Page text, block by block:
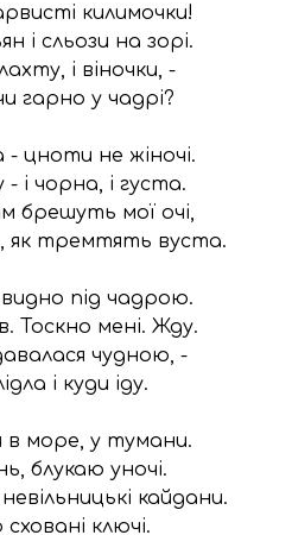
килимочки!
і сльози на зорі.
і віночки, -
гарно у чадрі?
- цноти не жіночі.
і чорна, і густа.
брешуть мої очі,
як тремтять вуста.
під чадрою.
Тоскно мені. Жду.
чудною, -
і куди іду.
в море, у тумани.
блукаю уночі.
кайдани.
ключі.